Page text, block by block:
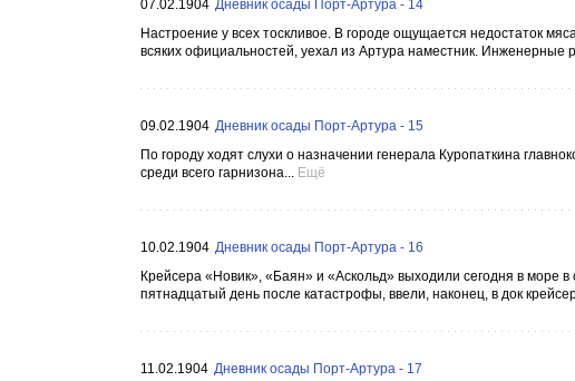
07.02.1904 Дневник осады Порт-Артура - 14
Настроение у всех тоскливое. В городе ощущается недостаток
всяких официальностей, уехал из Артура наместник.
09.02.1904 Дневник осады Порт-Артура - 15
По городу ходят слухи о назначении генерала Куропаткина
среди всего гарнизона... Ещё
10.02.1904 Дневник осады Порт-Артура - 16
Крейсера «Новик», «Баян» и «Аскольд» выходили сегодня в море
пятнадцатый день после катастрофы, ввели, наконец, в док
11.02.1904 Дневник осады Порт-Артура - 17